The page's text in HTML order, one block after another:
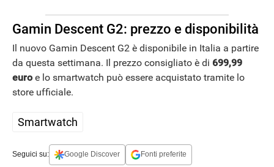
Gamin Descent G2: prezzo e disponibilità
Il nuovo Gamin Descent G2 è disponibile in Italia a partire
da questa settimana. Il prezzo consigliato è di 699,99
euroe lo smartwatch può essere acquistato tramite lo
store ufficiale.
Smartwatch
Seguici su: Google Discover Fonti preferite